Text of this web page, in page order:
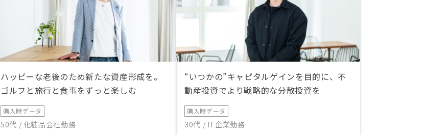
ハッピーな老後のため新たな資産形成を。
ゴルフと旅行と食事をずっと楽しむ
購入時データ
50代 / 化粧品会社勤務
“いつかの”キャピタルゲインを目的に、不
動産投資でより戦略的な分散投資を
購入時データ
30代 / IT企業勤務